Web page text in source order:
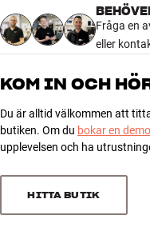
22
3
2
Sortera efter
Fråga en
eller
KOM IN OCH
Du är alltid välkommen att
butiken. Om du bokar en demo
upplevelsen och ha
HITTA BUTIK